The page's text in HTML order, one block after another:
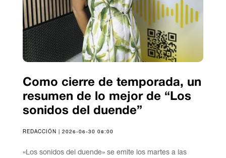
Como cierre de temporada, un
resumen de lo mejor de “Los
sonidos del duende”
REDACCIÓN | 2026-06-30 08:00
«Los sonidos del duende» se emite los martes a las